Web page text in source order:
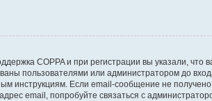
COPPA и при регистрации вы указали, что
пользователями или администратором до
инструкциям. Если email-сообщение не
email, попробуйте связаться с